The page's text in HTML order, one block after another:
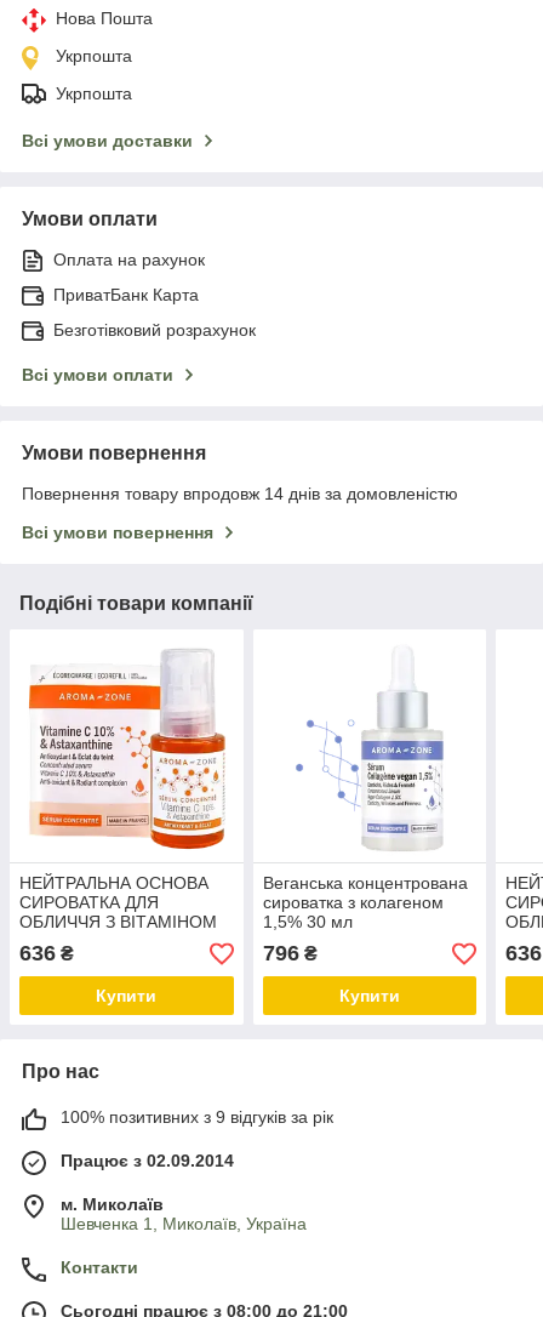
Нова Пошта
Укрпошта
Укрпошта
Всі умови доставки
Умови оплати
Оплата на рахунок
ПриватБанк Карта
Безготівковий розрахунок
Всі умови оплати
Умови повернення
Повернення товару впродовж 14 днів за домовленістю
Всі умови повернення
Подібні товари компанії
НЕЙТРАЛЬНА ОСНОВА
СИРОВАТКА ДЛЯ
ОБЛИЧЧЯ З ВІТАМІНОМ
С 10% І
АСТАКСАНТИНОМ , 30 мл
636 ₴
Купити
Веганська концентрована
сироватка з колагеном
1,5% 30 мл
796₴
Купити
С
636
Про нас
100% позитивних з 9 відгуків за рік
Працює з 02.09.2014
м. Миколаїв
Шевченка 1, Миколаїв, Україна
Контакти
Сьогодні працює з 08:00 до 21:00